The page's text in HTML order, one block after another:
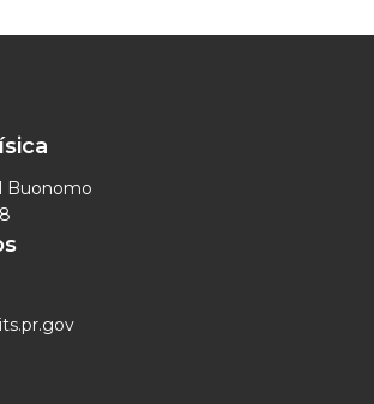
Buonomo